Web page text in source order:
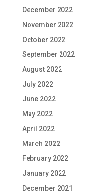
December 2022
November 2022
October 2022
September 2022
August 2022
July 2022
June 2022
May 2022
April 2022
March 2022
February 2022
January 2022
December 2021